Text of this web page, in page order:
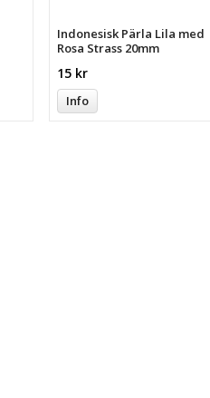
Indonesisk Pärla Lila med
Rosa Strass 20mm
15 kr
Info